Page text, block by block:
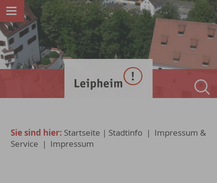
Sie sind hier: Startseite | Stadtinfo | Impressum &
Service | Impressum